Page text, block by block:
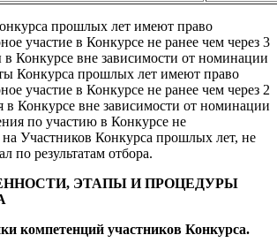
прошлых лет имеют право
участие в Конкурсе не ранее чем через 3
в Конкурсе вне зависимости от номинации
Конкурса прошлых лет имеют право
участие в Конкурсе не ранее чем через 2
в Конкурсе вне зависимости от номинации
по участию в Конкурсе не
на Участников Конкурса прошлых лет, не
по результатам отбора.
ЭТАПЫ И ПРОЦЕДУРЫ
компетенций участников Конкурса.